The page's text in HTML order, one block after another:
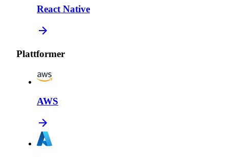
React Native
Plattformer
AWS